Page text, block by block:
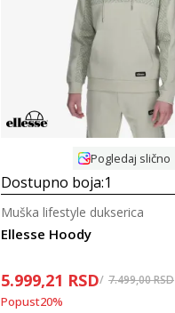
Uporedi
Pogledaj slično
Dostupno boja:1
Ellesse Hoody
Muška lifestyle dukserica
5.999,21 RSD 7.499,00RSD
Popust20%